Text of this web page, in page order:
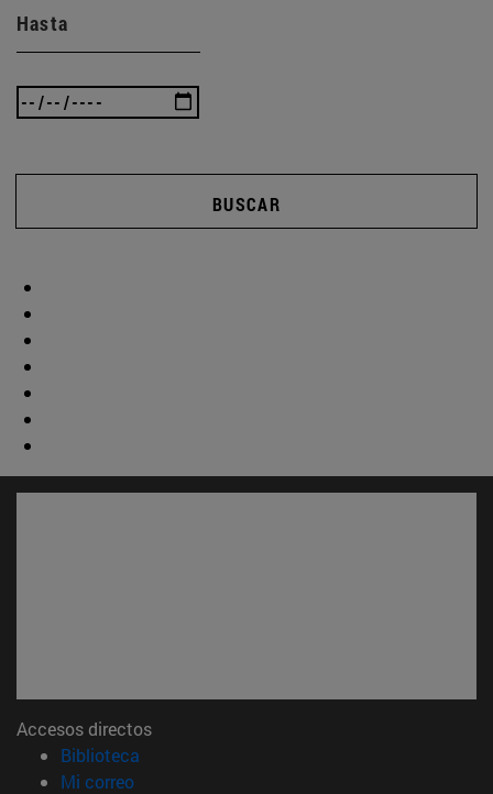
Hasta
BUSCAR
Accesos directos
Biblioteca
Mi correo(abre en nueva ventana)